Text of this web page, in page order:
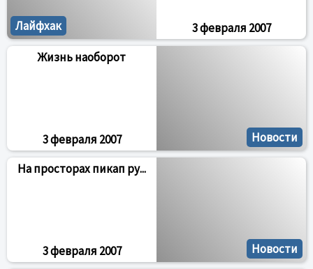
Лайфхак 3 февраля 2007
Новости
Жизнь наоборот
3 февраля 2007
Новости
На просторах пикап ру...
3 февраля 2007